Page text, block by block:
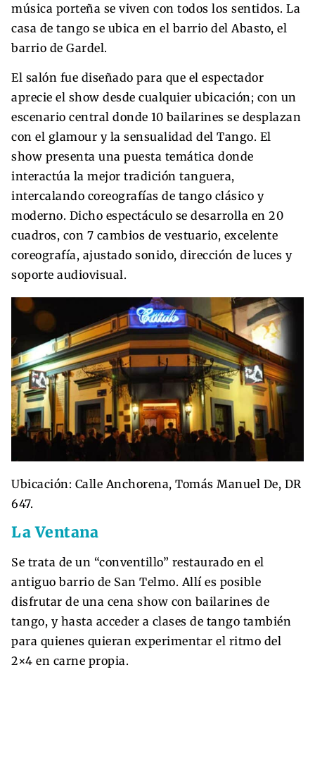
música porteña se viven con todos los sentidos. La
casa de tango se ubica en el barrio del Abasto, el
barrio de Gardel.
El salón fue diseñado para que el espectador
aprecie el show desde cualquier ubicación; con un
escenario central donde 10 bailarines se desplazan
con el glamour y la sensualidad del Tango. El
show presenta una puesta temática donde
interactúa la mejor tradición tanguera,
intercalando coreografías de tango clásico y
moderno. Dicho espectáculo se desarrolla en 20
cuadros, con 7 cambios de vestuario, excelente
coreografía, ajustado sonido, dirección de luces y
soporte audiovisual.
Ubicación: Calle Anchorena, Tomás Manuel De, DR
647.
La Ventana
Se trata de un “conventillo” restaurado en el
antiguo barrio de San Telmo. Allí es posible
disfrutar de una cena show con bailarines de
tango, y hasta acceder a clases de tango también
para quienes quieran experimentar el ritmo del
2×4 en carne propia.